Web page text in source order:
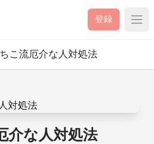
登録
こ流厄介な人対処法
介な人対処法